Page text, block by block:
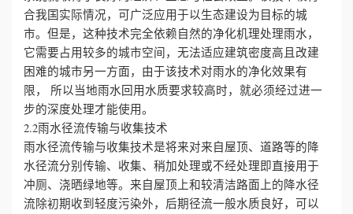
合我国实际情况，可广泛应用于以生态建设为目标的城
市。但是，这种技术完全依赖自然的净化机理处理雨水，
它需要占用较多的城市空间，无法适应建筑密度高且改建
困难的城市另一方面，由于该技术对雨水的净化效果有
限， 所以当地雨水回用水质要求较高时，就必须经过进一
步的深度处理才能使用。
2.2雨水径流传输与收集技术
雨水径流传输与收集技术是将来对来自屋顶、道路等的降
水径流分别传输、收集、稍加处理或不经处理即直接用于
冲厕、浇晒绿地等。来自屋顶上和较清洁路面上的降水径
流除初期收到轻度污染外，后期径流一般水质良好，可以